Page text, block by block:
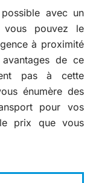
avec un
vous pouvez le
à proximité
de ce
pas à cette
énumère des
pour vos
prix que vous